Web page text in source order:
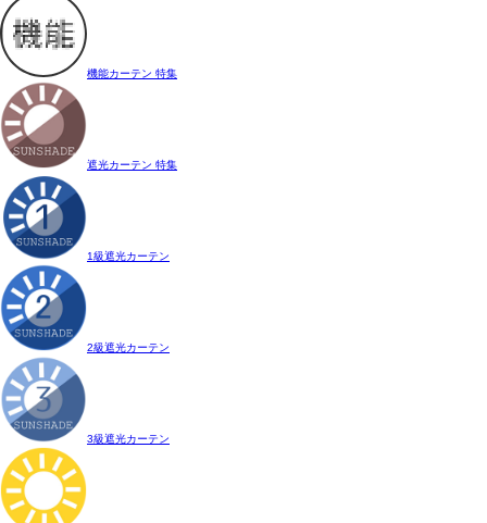
機能カーテン 特集
遮光カーテン 特集
1級遮光カーテン
2級遮光カーテン
3級遮光カーテン